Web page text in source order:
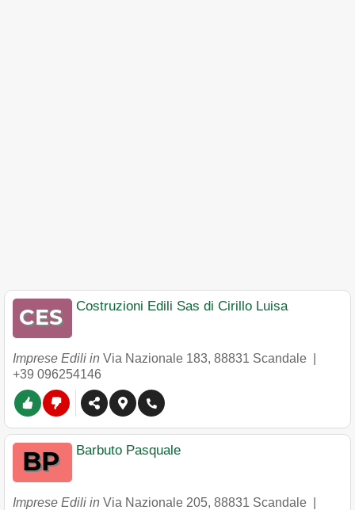
Costruzioni Edili Sas di Cirillo Luisa
Imprese Edili in Via Nazionale 183, 88831 Scandale
+39 096254146
Barbuto Pasquale
Imprese Edili in Via Nazionale 205, 88831 Scandale